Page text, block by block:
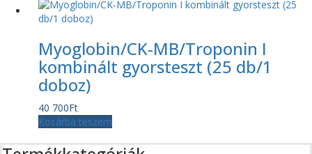
Myoglobin/CK-MB/Troponin I
kombinált gyorsteszt (25 db/1
doboz)
40 700Ft
Kosárba teszem